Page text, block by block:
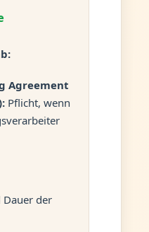
Agreement
Pflicht, wenn
Dauer der